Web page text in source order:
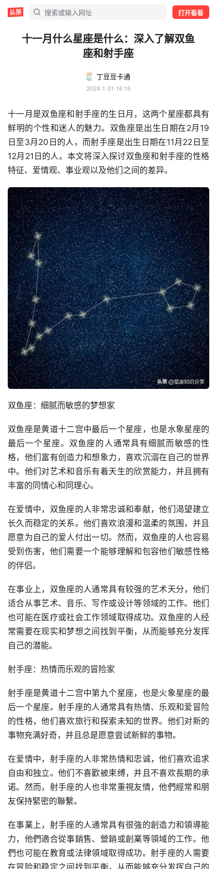
打开看看
十一月什么星座是什么：深入了解双鱼
座和射手座
丁豆豆卡通
2024-1-31 16:16
十一月是双鱼座和射手座的生日月，这两个星座都具有
鲜明的个性和迷人的魅力。双鱼座是出生日期在2月19
日至3月20日的人，而射手座是出生日期在11月22日至
12月21日的人。本文将深入探讨双鱼座和射手座的性格
特征、爱情观、事业观以及他们之间的差异。
双鱼座：细腻而敏感的梦想家
双鱼座是黄道十二宫中最后一个星座，也是水象星座的
最后一个星座。双鱼座的人通常具有细腻而敏感的性
格，他们富有创造力和想象力，喜欢沉溺在自己的世界
中。他们对艺术和音乐有着天生的欣赏能力，并且拥有
丰富的同情心和同理心。
在爱情中，双鱼座的人非常忠诚和奉献，他们渴望建立
长久而稳定的关系。他们喜欢浪漫和温柔的氛围，并且
愿意为自己的爱人付出一切。然而，双鱼座的人也容易
受到伤害，他们需要一个能够理解和包容他们敏感性格
的伴侣。
在事业上，双鱼座的人通常具有较强的艺术天分，他们
适合从事艺术、音乐、写作或设计等领域的工作。他们
也可能在医疗或社会工作领域取得成功。双鱼座的人经
常需要在现实和梦想之间找到平衡，从而能够充分发挥
自己的潜能。
射手座：热情而乐观的冒险家
射手座是黄道十二宫中第九个星座，也是火象星座的最
后一个星座。射手座的人通常具有热情、乐观和爱冒险
的性格，他们喜欢旅行和探索未知的世界。他们对新的
事物充满好奇，并且总是愿意尝试新鲜的事物。
在爱情中，射手座的人非常热情和忠诚，他们喜欢追求
自由和独立。他们不喜歡被束缚，并且不喜欢長期的承
诺。然而，射手座的人也非常重視友情，他們經常和朋
友保持緊密的聯繫。
在事業上，射手座的人通常具有很強的創造力和領導能
力，他們適合從事銷售、營銷或創業等領域的工作。他
們也可能在教育或法律領域取得成功。射手座的人需要
在冒险和稳定之间找到平衡，从而能够充分发挥自己的